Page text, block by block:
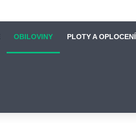
OBILOVINY PLOTY A OPLOCENÍ